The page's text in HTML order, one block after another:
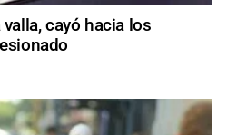
cayó hacia los